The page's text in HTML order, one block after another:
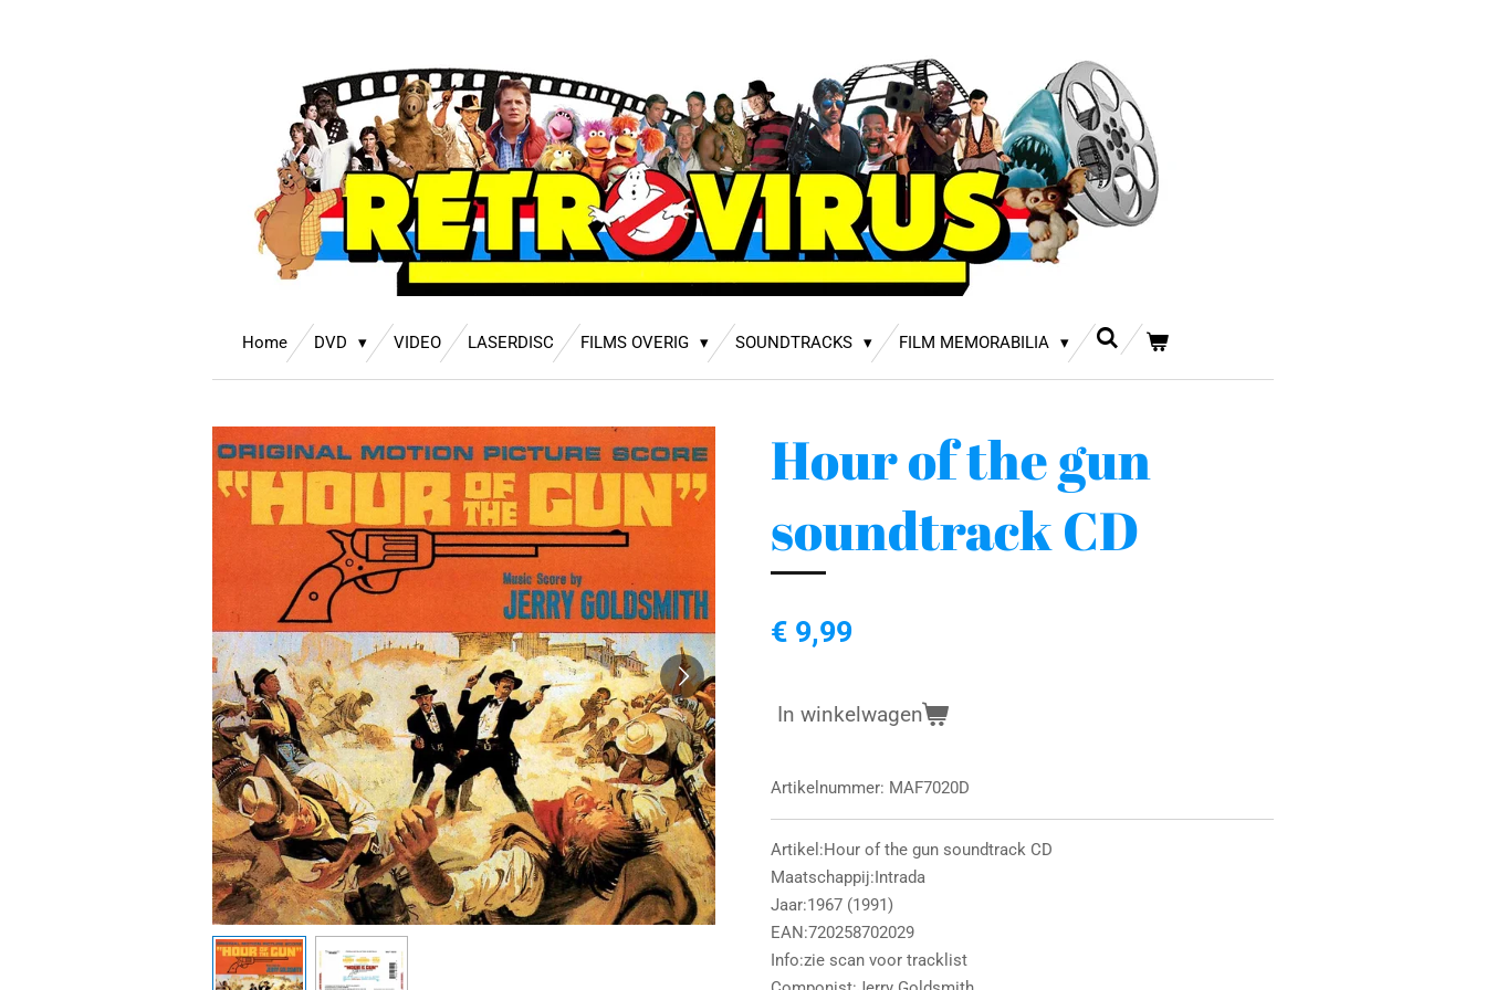
Home DVD VIDEO LASERDISC FILMS OVERIG SOUNDTRACKS FILM MEMORABILIA
Hour of the gun
soundtrack CD
€ 9,99
In winkelwagen
Artikelnummer: MAF7020D
Artikel:Hour of the gun soundtrack CD
Maatschappij:Intrada
Jaar:1967 (1991)
EAN:720258702029
Info:zie scan voor tracklist